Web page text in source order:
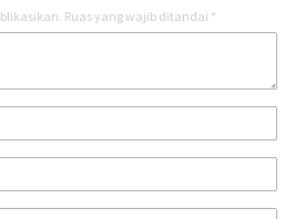
Ruas yang wajib ditandai *